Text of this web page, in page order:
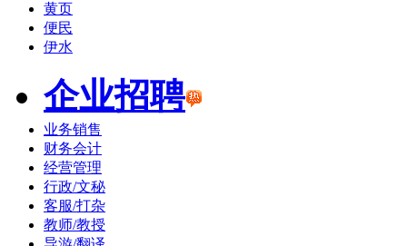
黄页
便民
伊水
企业招聘
业务销售
财务会计
经营管理
行政/文秘
客服/打杂
教师/教授